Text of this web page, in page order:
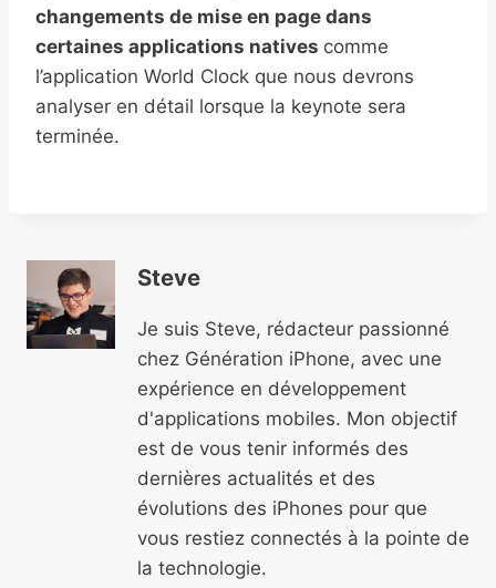
changements de mise en page dans
certaines applications natives comme
l’application World Clock que nous devrons
analyser en détail lorsque la keynote sera
terminée.
Steve
Je suis Steve, rédacteur passionné
chez Génération iPhone, avec une
expérience en développement
d'applications mobiles. Mon objectif
est de vous tenir informés des
dernières actualités et des
évolutions des iPhones pour que
vous restiez connectés à la pointe de
la technologie.